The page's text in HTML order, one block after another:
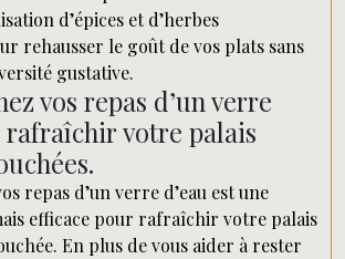
d’épices et d’herbes
rehausser le goût de vos plats sans
gustative.
vos repas d’un verre
rafraîchir votre palais
repas d’un verre d’eau est une
efficace pour rafraîchir votre palais
En plus de vous aider à rester